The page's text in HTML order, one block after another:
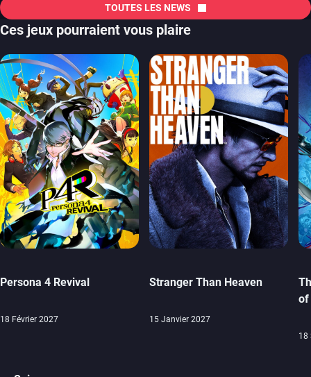
TOUTES LES NEWS
Ces jeux pourraient vous plaire
Persona 4 Revival
18 Février 2027
Stranger Than Heaven
15 Janvier 2027
of
18